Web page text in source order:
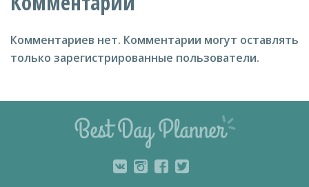
Комментариев нет. Комментарии могут оставлять
только зарегистрированные пользователи.